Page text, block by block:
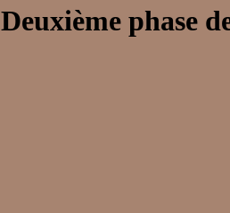
Deuxième phase